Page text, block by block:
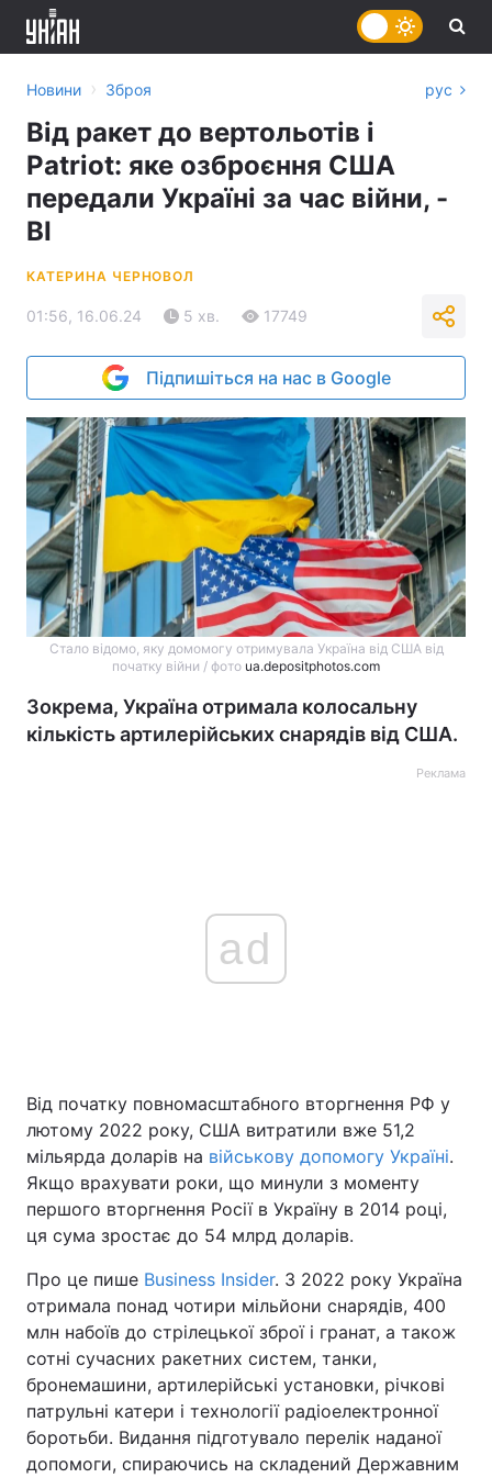
Україна Політика
Спорт Наука
Техно і зв'язок Лайт
Зброя Інциденти
Здоров'я Туризм
Цікавинки Погода
Екологія Регіони
Новини › Зброя рус
Від ракет до вертольотів і
Patriot: яке озброєння США
передали Україні за час війни, -
BI
КАТЕРИНА ЧЕРНОВОЛ
01:56, 16.06.24 5 хв. 17749
Підпишіться на нас в Google
Стало відомо, яку домомогу отримувала Україна від США від
початку війни / фото ua.depositphotos.com
Зокрема, Україна отримала колосальну
кількість артилерійських снарядів від США.
Реклама
ad
Від початку повномасштабного вторгнення РФ у
лютому 2022 року, США витратили вже 51,2
мільярда доларів на військову допомогу Україні.
Якщо врахувати роки, що минули з моменту
першого вторгнення Росії в Україну в 2014 році,
ця сума зростає до 54 млрд доларів.
Про це пише Business Insider. З 2022 року Україна
отримала понад чотири мільйони снарядів, 400
млн набоїв до стрілецької зброї і гранат, а також
сотні сучасних ракетних систем, танки,
бронемашини, артилерійські установки, річкові
патрульні катери і технології радіоелектронної
боротьби. Видання підготувало перелік наданої
допомоги, спираючись на складений Державним